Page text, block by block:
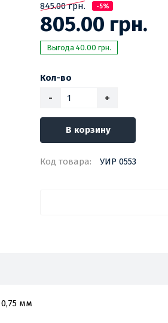
845.00 грн. -5%
805.00 грн.
Выгода 40.00 грн.
Кол-во
-
+
В корзину
Код товара: УИР 0553
мм